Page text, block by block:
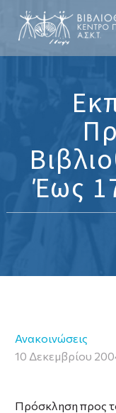
Έως
Ανακοινώσεις
10 Δεκεμβρίου
Πρόσκληση προς